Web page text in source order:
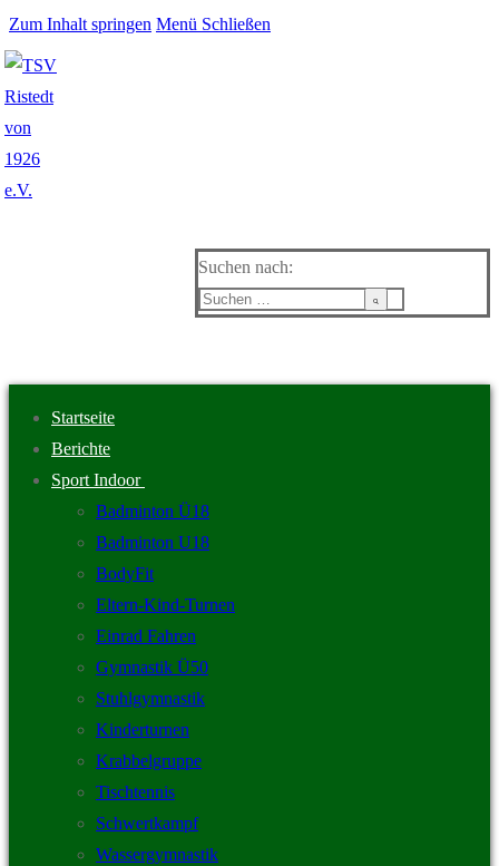
Zum Inhalt springen Menü Schließen
Suchen nach:
Startseite
Berichte
Sport Indoor
Badminton Ü18
Badminton U18
BodyFit
Eltern-Kind-Turnen
Einrad Fahren
Gymnastik Ü50
Stuhlgymnastik
Kinderturnen
Krabbelgruppe
Tischtennis
Schwertkampf
Wassergymnastik